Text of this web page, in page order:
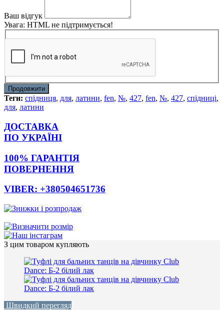
Ваш відгук
Увага: HTML не підтримується!
Продовжити
Теги: спідниця, для, латини, fen, №, 427, fen, №, 427, спідниці,
для, латини
ДОСТАВКА
ПО УКРАЇНІ
100% ГАРАНТІЯ
ПОВЕРНЕННЯ
VIBER: +380504651736
З цим товаром купляють
Швидкий перегляд